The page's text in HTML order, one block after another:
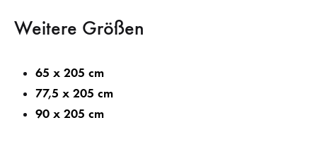
Weitere Größen
65 x 205 cm
77,5 x 205 cm
90 x 205 cm